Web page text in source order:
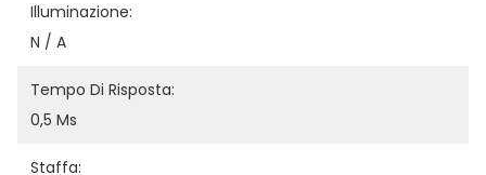
Illuminazione:
N / A
Tempo Di Risposta:
0,5 Ms
Staffa: